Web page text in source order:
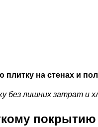
на стенах и
без лишних затрат и
покрытию